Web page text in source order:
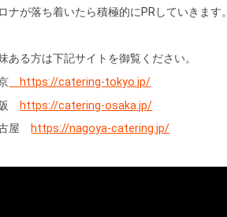
ナが落ち着いたら積極的にPRしていきます。
ある方は下記サイトを御覧ください。
https://catering-tokyo.jp/
https://catering-osaka.jp/
屋 https://nagoya-catering.jp/